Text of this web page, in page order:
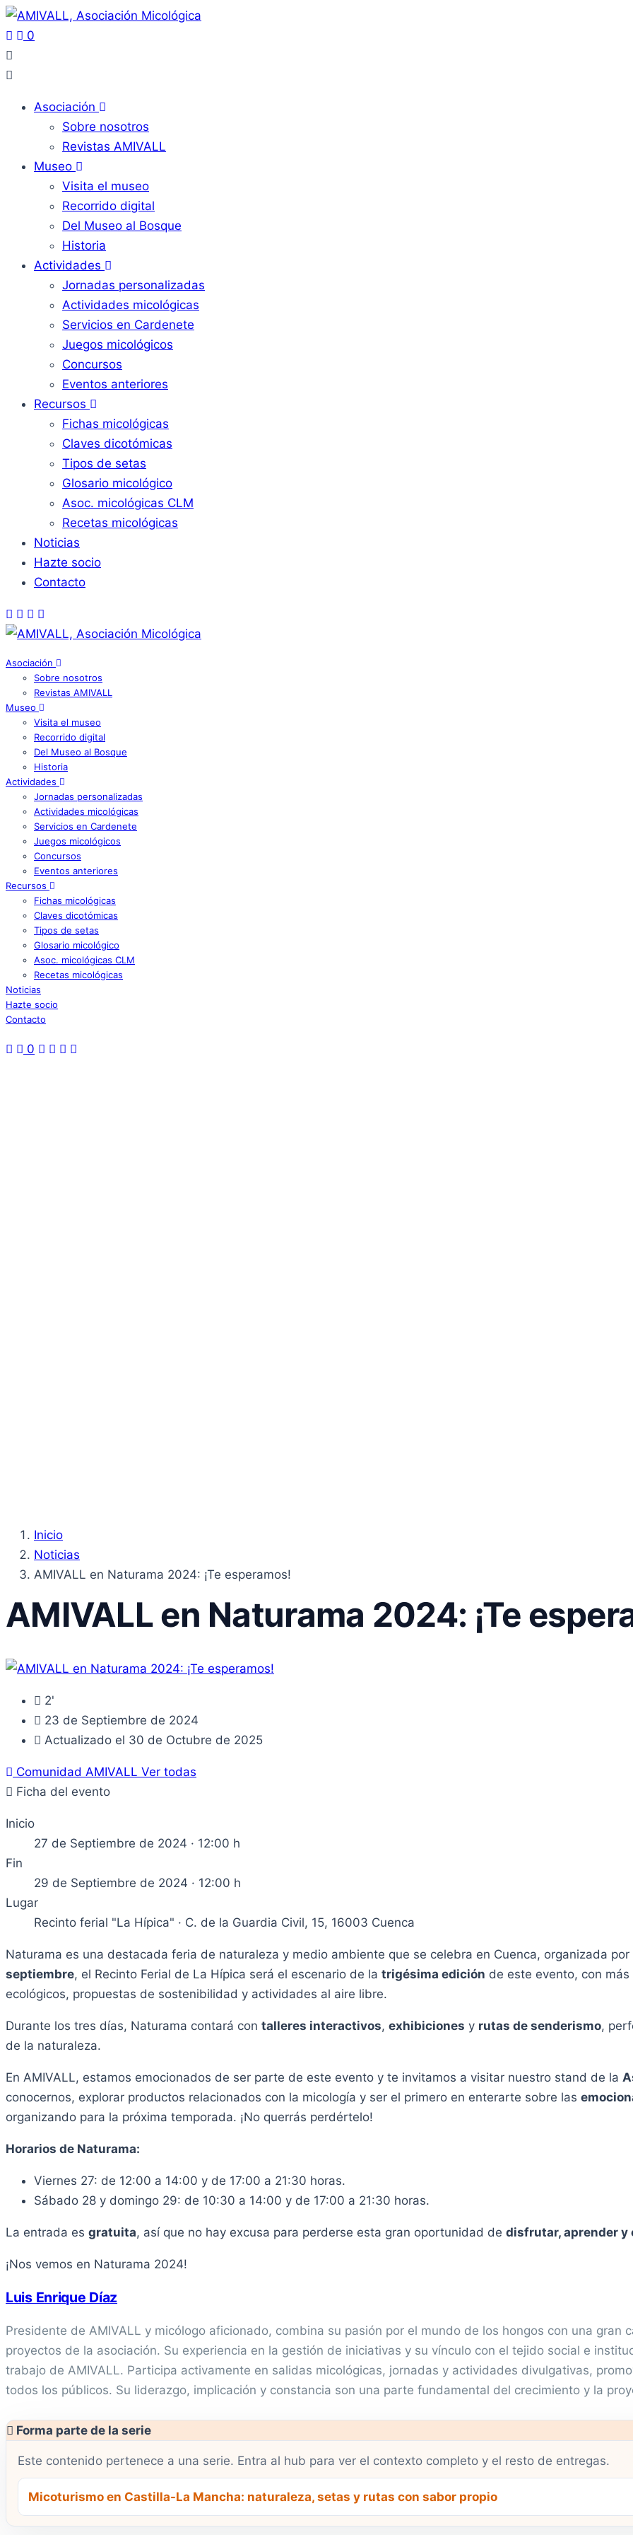
0
Asociación
Sobre nosotros
Revistas AMIVALL
Museo
Visita el museo
Recorrido digital
Del Museo al Bosque
Historia
Actividades
Jornadas personalizadas
Actividades micológicas
Servicios en Cardenete
Juegos micológicos
Concursos
Eventos anteriores
Recursos
Fichas micológicas
Claves dicotómicas
Tipos de setas
Glosario micológico
Asoc. micológicas CLM
Recetas micológicas
Noticias
Hazte socio
Contacto
Asociación
Sobre nosotros
Revistas AMIVALL
Museo
Visita el museo
Recorrido digital
Del Museo al Bosque
Historia
Actividades
Jornadas personalizadas
Actividades micológicas
Servicios en Cardenete
Juegos micológicos
Concursos
Eventos anteriores
Recursos
Fichas micológicas
Claves dicotómicas
Tipos de setas
Glosario micológico
Asoc. micológicas CLM
Recetas micológicas
Noticias
Hazte socio
Contacto
0
Inicio
Noticias
AMIVALL en Naturama 2024: ¡Te esperamos!
AMIVALL en Naturama 2024: ¡Te
2'
23 de Septiembre de 2024
Actualizado el 30 de Octubre de 2025
Comunidad AMIVALL Ver todas
Ficha del evento
Inicio
27 de Septiembre de 2024 · 12:00 h
Fin
29 de Septiembre de 2024 · 12:00 h
Lugar
Recinto ferial "La Hípica" · C. de la Guardia Civil, 15, 16003 Cuenca
Naturama es una destacada feria de naturaleza y medio ambiente que se celebra en Cuenca, organizada
septiembre, el Recinto Ferial de La Hípica será el escenario de la trigésima edición de este evento, con
ecológicos, propuestas de sostenibilidad y actividades al aire libre.
Durante los tres días, Naturama contará con talleres interactivos, exhibiciones y rutas de senderismo,
de la naturaleza.
En AMIVALL, estamos emocionados de ser parte de este evento y te invitamos a visitar nuestro stand de la
conocernos, explorar productos relacionados con la micología y ser el primero en enterarte sobre las
organizando para la próxima temporada. ¡No querrás perdértelo!
Horarios de Naturama:
Viernes 27: de 12:00 a 14:00 y de 17:00 a 21:30 horas.
Sábado 28 y domingo 29: de 10:30 a 14:00 y de 17:00 a 21:30 horas.
La entrada es gratuita, así que no hay excusa para perderse esta gran oportunidad de disfrutar, aprender y
¡Nos vemos en Naturama 2024!
Luis Enrique Díaz
Presidente de AMIVALL y micólogo aficionado, combina su pasión por el mundo de los hongos con una gran
proyectos de la asociación. Su experiencia en la gestión de iniciativas y su vínculo con el tejido social e
trabajo de AMIVALL. Participa activamente en salidas micológicas, jornadas y actividades divulgativas,
todos los públicos. Su liderazgo, implicación y constancia son una parte fundamental del crecimiento y la
Forma parte de la serie
Este contenido pertenece a una serie. Entra al hub para ver el contexto completo y el resto de entregas.
Micoturismo en Castilla-La Mancha: naturaleza, setas y rutas con sabor propio